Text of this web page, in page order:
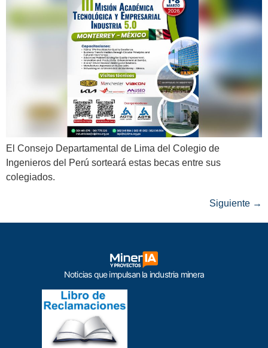
El Consejo Departamental de Lima del Colegio de
Ingenieros del Perú sorteará estas becas entre sus
colegiados.
Siguiente →
Noticias que impulsan la industria minera